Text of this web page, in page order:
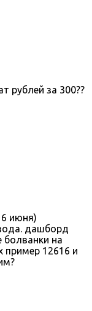
рублей за 300??
июня)
дашборд
болванки на
12616 и